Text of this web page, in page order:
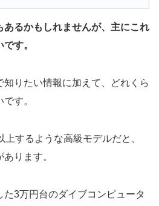
あるかもしれませんが、主にこれ
す。
りたい情報に加えて、どれくら
す。
するような高級モデルだと、
ります。
3万円台のダイブコンピュータ